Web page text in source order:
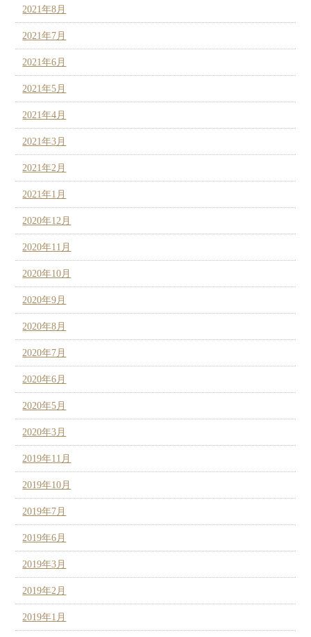
2021年8月
2021年7月
2021年6月
2021年5月
2021年4月
2021年3月
2021年2月
2021年1月
2020年12月
2020年11月
2020年10月
2020年9月
2020年8月
2020年7月
2020年6月
2020年5月
2020年3月
2019年11月
2019年10月
2019年7月
2019年6月
2019年3月
2019年2月
2019年1月